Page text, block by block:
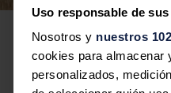
Uso responsable de
Nosotros y nuestros
cookies para almacenar
personalizados,